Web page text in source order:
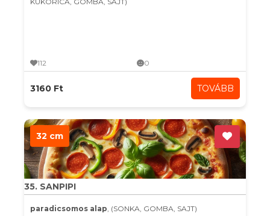
112 0
3160 Ft TOVÁBB
32 cm
35. SANPIPI
paradicsomos alap, (SONKA, GOMBA, SAJT)